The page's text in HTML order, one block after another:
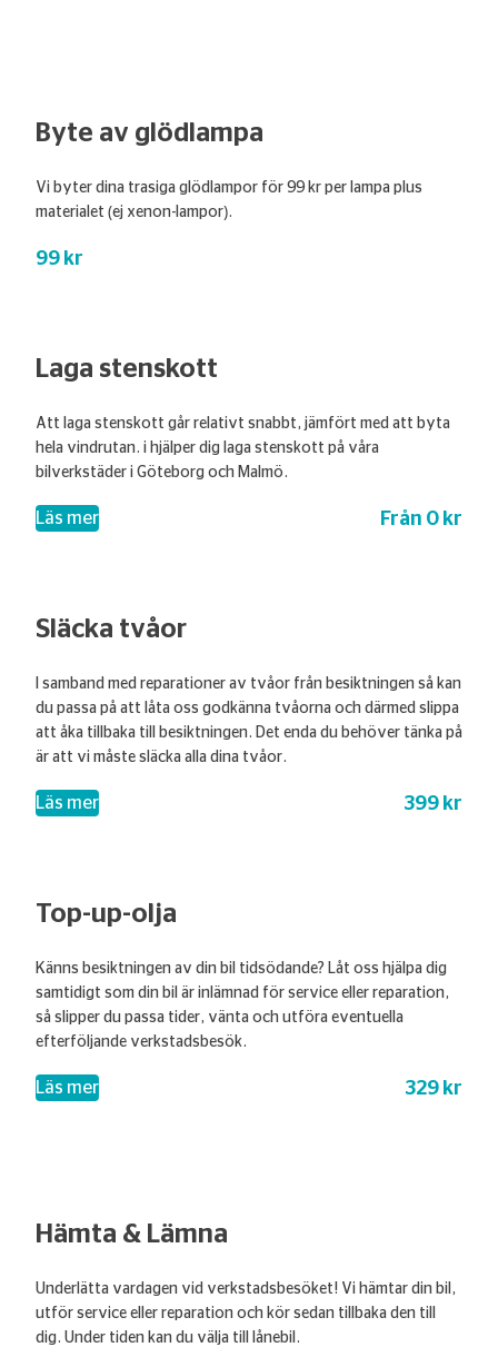
Byte av glödlampa
Vi byter dina trasiga glödlampor för 99 kr per lampa plus
materialet (ej xenon-lampor).
99 kr
Laga stenskott
Att laga stenskott går relativt snabbt, jämfört med att byta
hela vindrutan. i hjälper dig laga stenskott på våra
bilverkstäder i Göteborg och Malmö.
Läs mer– Laga stenskott Från 0 kr
Släcka tvåor
I samband med reparationer av tvåor från besiktningen så kan
du passa på att låta oss godkänna tvåorna och därmed slippa
att åka tillbaka till besiktningen. Det enda du behöver tänka på
är att vi måste släcka alla dina tvåor.
Läs mer– Släcka tvåor 399 kr
Top-up-olja
Känns besiktningen av din bil tidsödande? Låt oss hjälpa dig
samtidigt som din bil är inlämnad för service eller reparation,
så slipper du passa tider, vänta och utföra eventuella
efterföljande verkstadsbesök.
Läs mer– Top-up-olja 329 kr
Hämta & Lämna
Underlätta vardagen vid verkstadsbesöket! Vi hämtar din bil,
utför service eller reparation och kör sedan tillbaka den till
dig. Under tiden kan du välja till lånebil.